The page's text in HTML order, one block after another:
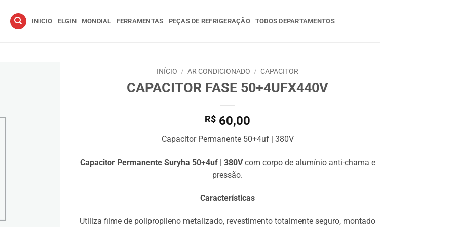
INICIO ELGIN MONDIAL FERRAMENTAS PEÇAS DE REFRIGERAÇÃO TODOS DEPARTAMENTOS
INÍCIO / AR CONDICIONADO / CAPACITOR
CAPACITOR FASE 50+4UFX440V
R$ 60,00
Capacitor Permanente 50+4uf | 380V
Capacitor Permanente Suryha 50+4uf | 380Vcom corpo de alumínio anti-chama e
pressão.
Características
Utiliza filme de polipropileno metalizado, revestimento totalmente seguro, montado